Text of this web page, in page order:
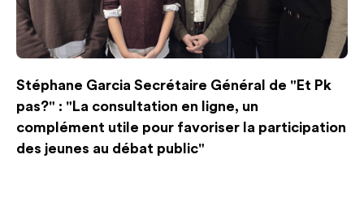
Stéphane Garcia Secrétaire Général de "Et Pk
pas?" : "La consultation en ligne, un
complément utile pour favoriser la participation
des jeunes au débat public"